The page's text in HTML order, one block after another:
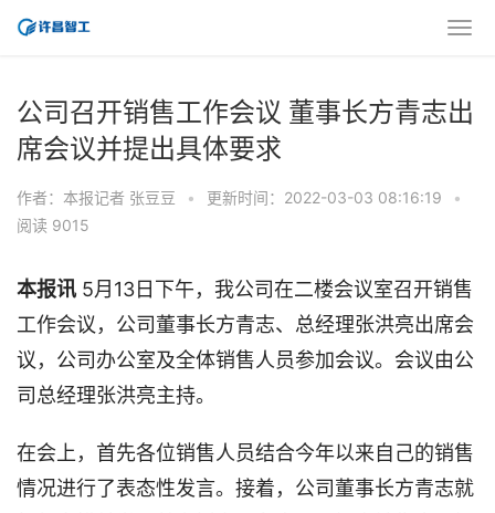
公司召开销售工作会议 董事长方青志出
席会议并提出具体要求
作者：本报记者 张豆豆 • 更新时间：2022-03-03 08:16:19
•
阅读 9015
本报讯 5月13日下午，我公司在二楼会议室召开销售
工作会议，公司董事长方青志、总经理张洪亮出席会
议，公司办公室及全体销售人员参加会议。会议由公
司总经理张洪亮主持。
在会上，首先各位销售人员结合今年以来自己的销售
情况进行了表态性发言。接着，公司董事长方青志就